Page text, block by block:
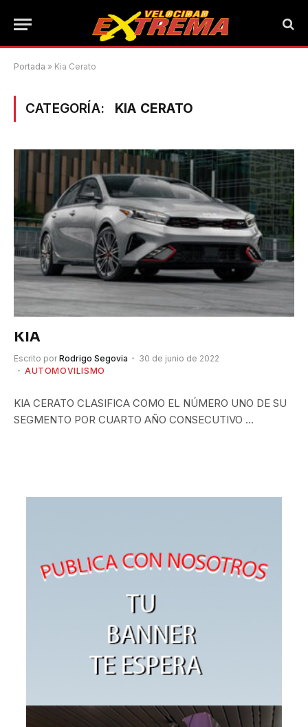
Portada » Kia Cerato
CATEGORÍA: KIA CERATO
KIA
Escrito por Rodrigo Segovia
30 de junio de 2022
AUTOMOVILISMO
KIA CERATO CLASIFICA COMO EL NÚMERO UNO DE SU
SEGMENTO POR CUARTO AÑO CONSECUTIVO …